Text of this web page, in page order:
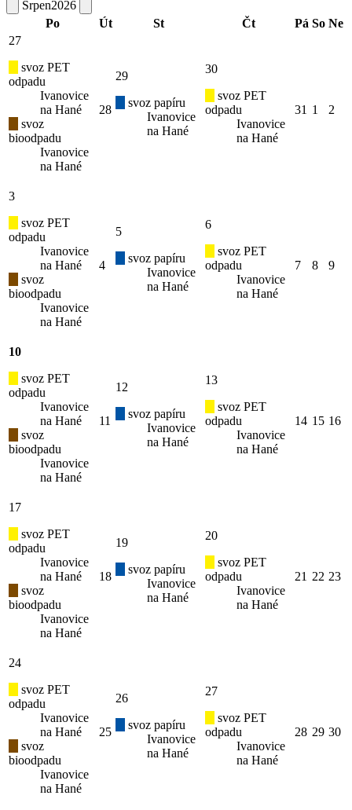
Srpen2026
Po
Út St Čt Pá So Ne
27
svoz PET
odpadu
Ivanovice
na Hané
svoz
bioodpadu
Ivanovice
na Hané
28
29
svoz papíru
Ivanovice
na Hané
30
svoz PET
odpadu
Ivanovice
na Hané
31 1 2
3
svoz PET
odpadu
Ivanovice
na Hané
svoz
bioodpadu
Ivanovice
na Hané
4
5
svoz papíru
Ivanovice
na Hané
6
svoz PET
odpadu
Ivanovice
na Hané
7 8 9
10
svoz PET
odpadu
Ivanovice
na Hané
svoz
bioodpadu
Ivanovice
na Hané
11
12
svoz papíru
Ivanovice
na Hané
13
svoz PET
odpadu
Ivanovice
na Hané
14 15 16
17
svoz PET
odpadu
Ivanovice
na Hané
svoz
bioodpadu
Ivanovice
na Hané
18
19
svoz papíru
Ivanovice
na Hané
20
svoz PET
odpadu
Ivanovice
na Hané
21 22 23
24
svoz PET
odpadu
Ivanovice
na Hané
svoz
bioodpadu
Ivanovice
na Hané
25
26
svoz papíru
Ivanovice
na Hané
27
svoz PET
odpadu
Ivanovice
na Hané
28 29 30